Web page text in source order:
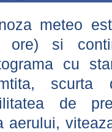
meteo
si
cu
scurta
de
aerului,